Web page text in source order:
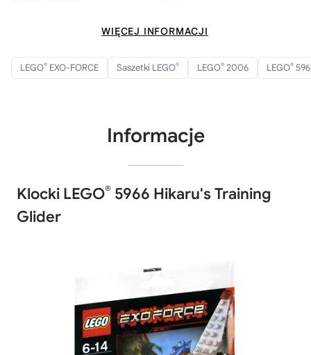
WIĘCEJ INFORMACJI
LEGO® EXO-FORCE Saszetki LEGO® LEGO® 2006 LEGO®
Informacje
Klocki LEGO® 5966 Hikaru's Training
Glider